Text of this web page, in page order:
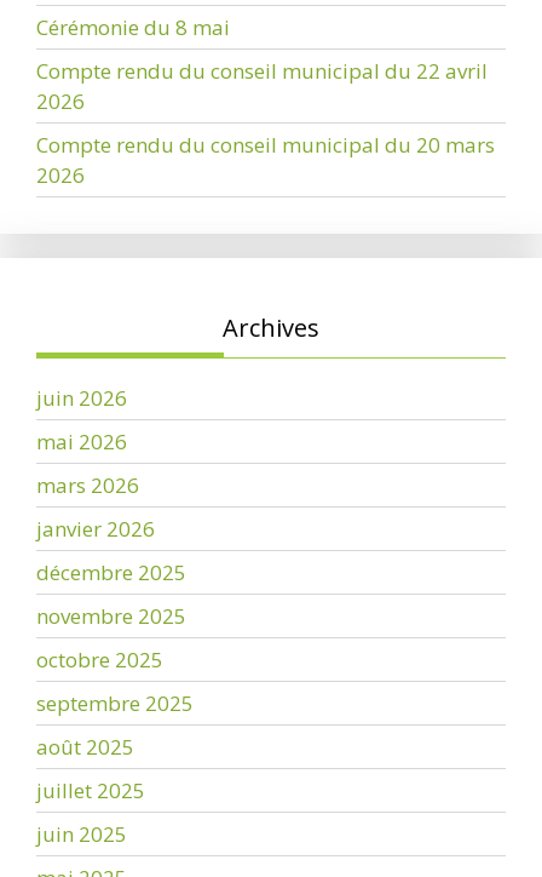
Cérémonie du 8 mai
Compte rendu du conseil municipal du 22 avril
2026
Compte rendu du conseil municipal du 20 mars
2026
Archives
juin 2026
mai 2026
mars 2026
janvier 2026
décembre 2025
novembre 2025
octobre 2025
septembre 2025
août 2025
juillet 2025
juin 2025